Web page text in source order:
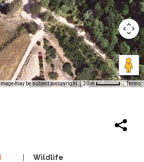
Image may be subject to copyright 20 m Terms
Wildlife